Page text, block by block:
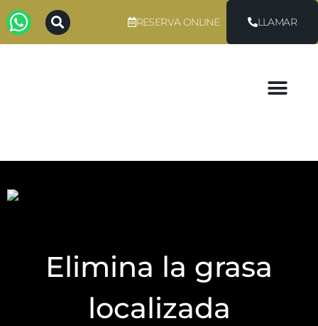
RESERVA ONLINE LLAMAR
Elimina la grasa
localizada​